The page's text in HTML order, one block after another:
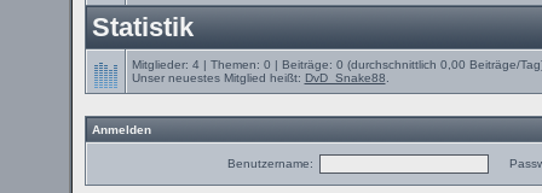
Statistik
Mitglieder: 4 | Themen: 0 | Beiträge: 0 (durchschnittlich 0,00 Beiträge/
Unser neuestes Mitglied heißt: DvD_Snake88
Anmelden
Benutzername: